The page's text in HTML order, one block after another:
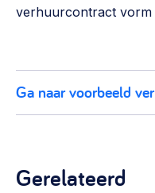
verhuurcontract vorm
Ga naar voorbeeld
Gerelateerd